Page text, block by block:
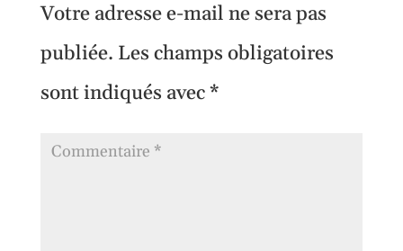
Votre adresse e-mail ne sera pas
publiée. Les champs obligatoires
sont indiqués avec*